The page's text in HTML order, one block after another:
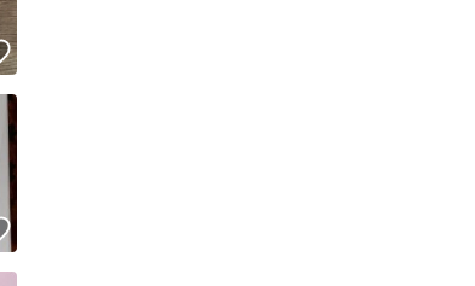
リアした安心・安全なユーザーです
リマの取引を完了させた実績があります
サービスでの取引実績があります
ジへ
いいね！